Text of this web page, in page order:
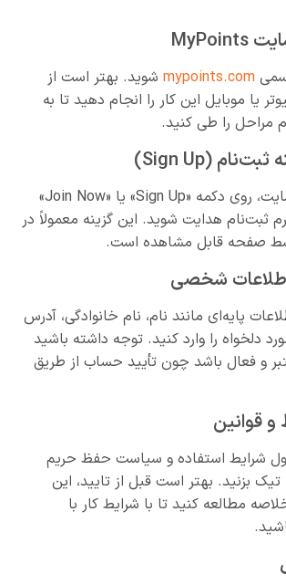
mypoints.com شوید. بهتر است از
یا موبایل این کار را انجام دهید تا به
مراحل را طی کنید.
در صفحه اصلی سایت، روی دکمه «Sign Up» یا «Join Now»
ثبت‌نام هدایت شوید. این گزینه معمولاً در
صفحه قابل مشاهده است.
پایه‌ای مانند نام، نام خانوادگی، آدرس
دلخواه را وارد کنید. توجه داشته باشید
و فعال باشد چون تأیید حساب از طریق
شرایط استفاده و سیاست حفظ حریم
بزنید. بهتر است قبل از تایید، این
مطالعه کنید تا با شرایط کار با